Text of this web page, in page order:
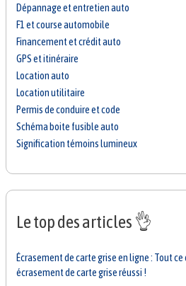
Dépannage et entretien auto
F1 et course automobile
Financement et crédit auto
GPS et itinéraire
Location auto
Location utilitaire
Permis de conduire et code
Schéma boite fusible auto
Signification témoins lumineux
Le top des articles 👌
Écrasement de carte grise en ligne : Tout
écrasement de carte grise réussi !